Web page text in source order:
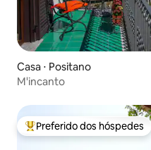
Casa ⋅ Positano
M'incanto
Entre os melhores
Preferido dos hóspedes